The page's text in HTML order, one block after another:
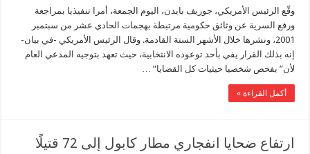
وقّع الرئيس الأمريكي، جوزيف بايدن، اليوم الجمعة، أمرا تنفيذيا بمراجعة
ورفع السرية عن وثائق حكومية مرتبطة بهجمات الحادي عشر من سبتمبر
2001، ونشرها خلال الأشهر الستة القادمة. وقال الرئيس الأمريكي -في بيان-
إنه بذلك القرار يفي بأحد توعوده الانتخابية، حيث تعهد بتوجيه المدعي العام
لأن” بفحص شخصيا حيثيات كل القضايا” …
أكمل القراءة »
ارتفاع ضحايا انفجاري مطار كابول إلى 72 قتيلًا